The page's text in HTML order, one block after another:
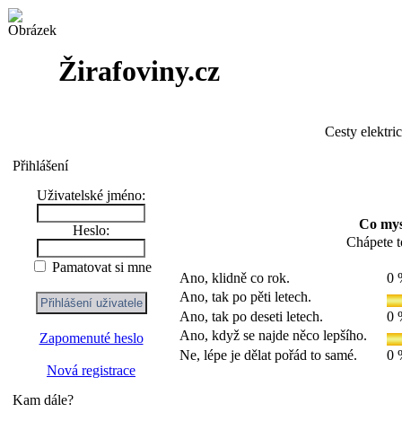
Žirafoviny.cz
Cesty
Přihlášení
Uživatelské jméno:
Heslo:
Pamatovat si mne
Zapomenuté heslo
Nová registrace
Kam dále?
Co
Chápete
Ano, klidně co rok.
0
Ano, tak po pěti letech.
Ano, tak po deseti letech.
0
Ano, když se najde něco lepšího.
Ne, lépe je dělat pořád to samé.
0